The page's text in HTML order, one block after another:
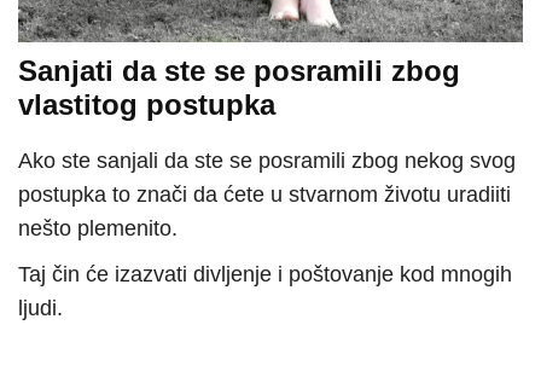
Sanjati da ste se posramili zbog
vlastitog postupka
Ako ste sanjali da ste se posramili zbog nekog svog
postupka to znači da ćete u stvarnom životu uradiiti
nešto plemenito.
Taj čin će izazvati divljenje i poštovanje kod mnogih
ljudi.